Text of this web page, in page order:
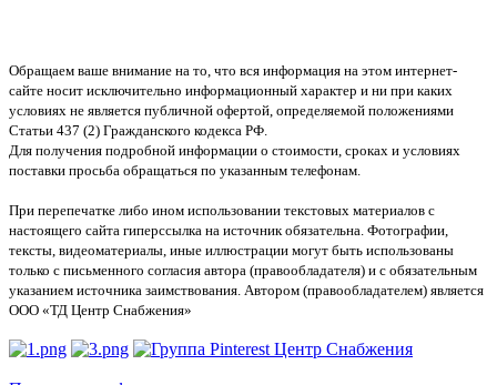
Обращаем ваше внимание на то, что вся информация на этом интернет-
сайте носит исключительно информационный характер и ни при каких
условиях не является публичной офертой, определяемой положениями
Статьи 437 (2) Гражданского кодекса РФ.
Для получения подробной информации о стоимости, сроках и условиях
поставки просьба обращаться по указанным телефонам.
При перепечатке либо ином использовании текстовых материалов с
настоящего сайта гиперссылка на источник обязательна. Фотографии,
тексты, видеоматериалы, иные иллюстрации могут быть использованы
только с письменного согласия автора (правообладателя) и с обязательным
указанием источника заимствования. Автором (правообладателем) является
ООО «ТД Центр Снабжения»